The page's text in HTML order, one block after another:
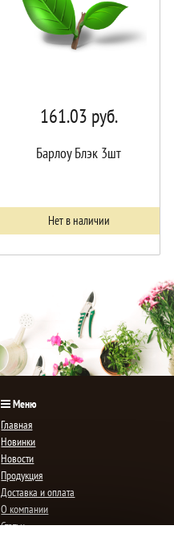
161.03 руб.
Барлоу Блэк 3шт
Нет в наличии
Меню
Главная
Новинки
Новости
Продукция
Доставка и оплата
О компании
Статьи